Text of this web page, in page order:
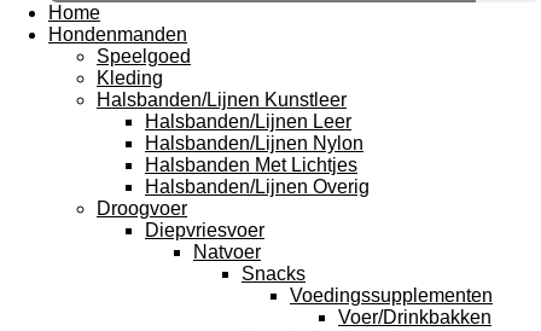
Home
Hondenmanden
Speelgoed
Kleding
Halsbanden/Lijnen Kunstleer
Halsbanden/Lijnen Leer
Halsbanden/Lijnen Nylon
Halsbanden Met Lichtjes
Halsbanden/Lijnen Overig
Droogvoer
Diepvriesvoer
Natvoer
Snacks
Voedingssupplementen
Voer/Drinkbakken